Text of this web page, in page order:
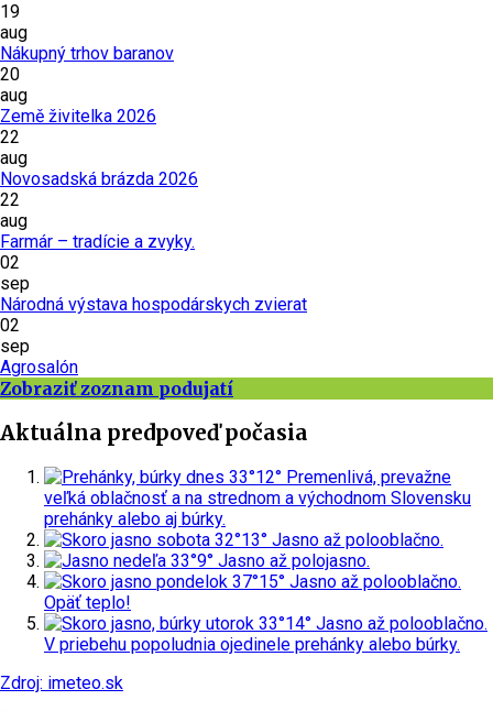
19
aug
Nákupný trhov baranov
20
aug
Země živitelka 2026
22
aug
Novosadská brázda 2026
22
aug
Farmár – tradície a zvyky.
02
sep
Národná výstava hospodárskych zvierat
02
sep
Agrosalón
Zobraziť zoznam podujatí
Aktuálna predpoveď počasia
dnes 33°12° Premenlivá, prevažne
veľká oblačnosť a na strednom a východnom Slovensku
prehánky alebo aj búrky.
sobota 32°13° Jasno až polooblačno.
nedeľa 33°9° Jasno až polojasno.
pondelok 37°15° Jasno až polooblačno.
Opäť teplo!
utorok 33°14° Jasno až polooblačno.
V priebehu popoludnia ojedinele prehánky alebo búrky.
Zdroj: imeteo.sk